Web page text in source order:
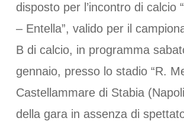
disposto per l’incontro di calcio
– Entella”, valido per il
B di calcio, in programma
gennaio, presso lo stadio “R.
Castellammare di Stabia
della gara in assenza di